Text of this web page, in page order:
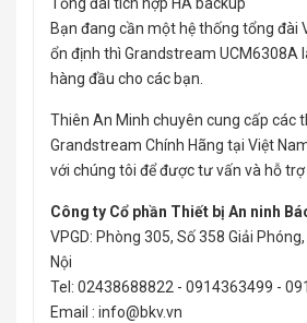
Tổng đài tích hợp HA backup
Bạn đang cần một hệ thống tổng đài
ổn định thì Grandstream UCM6308A
hàng đầu cho các bạn.
Thiên An Minh chuyên cung cấp các
Grandstream Chính Hãng tại Việt
với chúng tôi để được tư vấn và hỗ
Công ty Cổ phần Thiết bị An ninh
VPGD: Phòng 305, Số 358 Giải
Nội
Tel: 02438688822 - 0914363499 -
Email : info@bkv.vn